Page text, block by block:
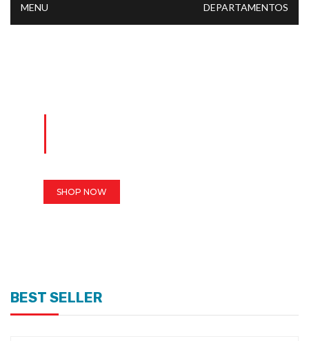
MENU DEPARTAMENTOS
SHOP NOW
BEST SELLER